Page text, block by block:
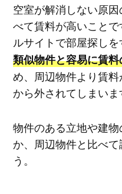
空室が解消しない原
べて賃料が高いこと
ルサイトで部屋探しを
類似物件と容易に賃
め、周辺物件より賃
から外されてしまいま
物件のある立地や建
か、周辺物件と比べ
う。